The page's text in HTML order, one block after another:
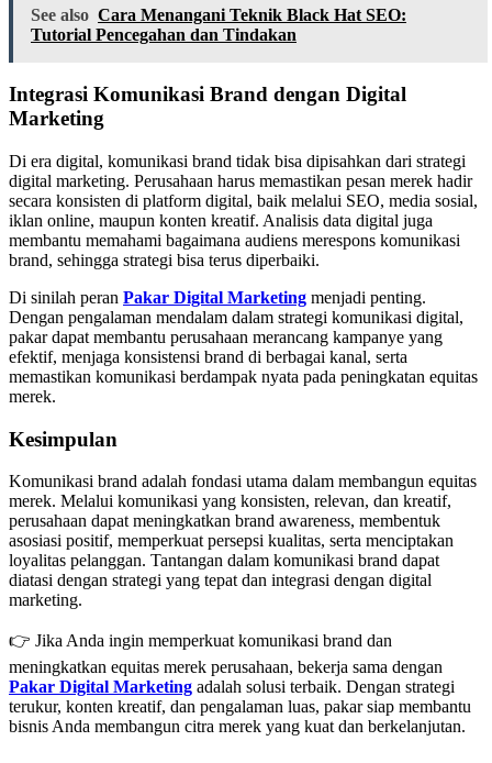
See also Cara Menangani Teknik Black Hat SEO:
Tutorial Pencegahan dan Tindakan
Integrasi Komunikasi Brand dengan Digital
Marketing
Di era digital, komunikasi brand tidak bisa dipisahkan dari strategi
digital marketing. Perusahaan harus memastikan pesan merek hadir
secara konsisten di platform digital, baik melalui SEO, media sosial,
iklan online, maupun konten kreatif. Analisis data digital juga
membantu memahami bagaimana audiens merespons komunikasi
brand, sehingga strategi bisa terus diperbaiki.
Di sinilah peran Pakar Digital Marketing menjadi penting.
Dengan pengalaman mendalam dalam strategi komunikasi digital,
pakar dapat membantu perusahaan merancang kampanye yang
efektif, menjaga konsistensi brand di berbagai kanal, serta
memastikan komunikasi berdampak nyata pada peningkatan equitas
merek.
Kesimpulan
Komunikasi brand adalah fondasi utama dalam membangun equitas
merek. Melalui komunikasi yang konsisten, relevan, dan kreatif,
perusahaan dapat meningkatkan brand awareness, membentuk
asosiasi positif, memperkuat persepsi kualitas, serta menciptakan
loyalitas pelanggan. Tantangan dalam komunikasi brand dapat
diatasi dengan strategi yang tepat dan integrasi dengan digital
marketing.
👉 Jika Anda ingin memperkuat komunikasi brand dan
meningkatkan equitas merek perusahaan, bekerja sama dengan
Pakar Digital Marketing adalah solusi terbaik. Dengan strategi
terukur, konten kreatif, dan pengalaman luas, pakar siap membantu
bisnis Anda membangun citra merek yang kuat dan berkelanjutan.